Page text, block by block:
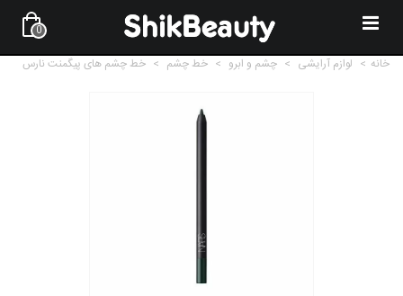
0
خانه > لوازم آرایشی > چشم و ابرو > خط چشم > خط چشم های پیگمنت نارس